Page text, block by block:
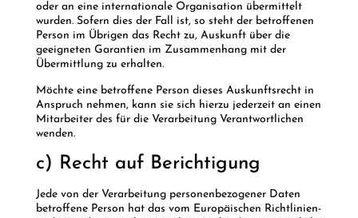
oder an eine internationale Organisation übermittelt
wurden. Sofern dies der Fall ist, so steht der betroffenen
Person im Übrigen das Recht zu, Auskunft über die
geeigneten Garantien im Zusammenhang mit der
Übermittlung zu erhalten.
Möchte eine betroffene Person dieses Auskunftsrecht in
Anspruch nehmen, kann sie sich hierzu jederzeit an einen
Mitarbeiter des für die Verarbeitung Verantwortlichen
wenden.
c) Recht auf Berichtigung
Jede von der Verarbeitung personenbezogener Daten
betroffene Person hat das vom Europäischen Richtlinien-